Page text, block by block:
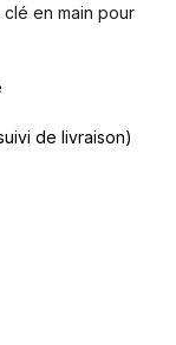
en main pour
de livraison)